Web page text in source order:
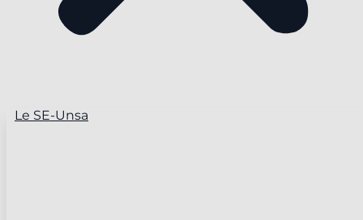
Le SE-Unsa